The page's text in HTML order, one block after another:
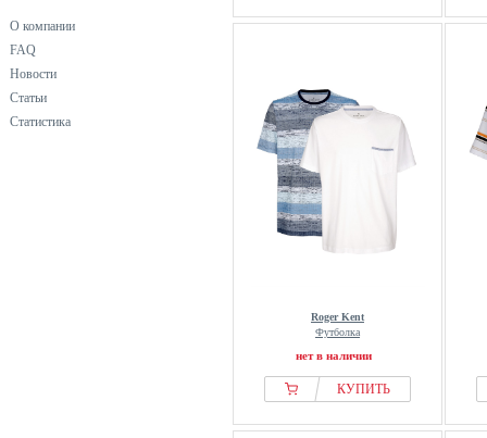
О компании
FAQ
Новости
Статьи
Статистика
Roger Kent
Футболка
нет в наличии
КУПИТЬ